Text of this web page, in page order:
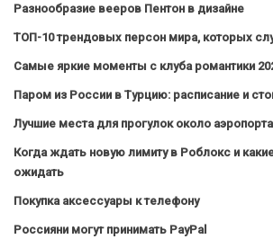
Разнообразие вееров Пентон в дизайне
ТОП-10 трендовых персон мира, которых
Самые яркие моменты с клуба романтики
Паром из России в Турцию: расписание и
Лучшие места для прогулок около
Когда ждать новую лимиту в Роблокс и
ожидать
Покупка аксессуары к телефону
Россияни могут принимать PayPal